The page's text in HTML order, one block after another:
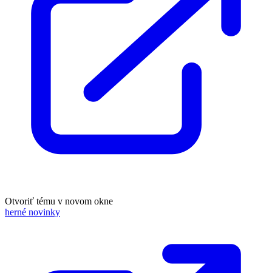
Otvoriť tému v novom okne
herné novinky